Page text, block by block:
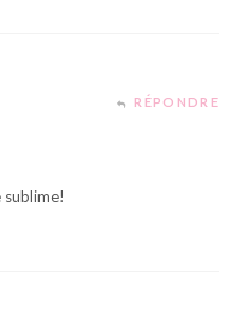
RÉPONDRE
sublime!